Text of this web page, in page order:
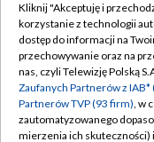
Abonament TVP
Emisja w TVP
Centrum informacji
Kliknij "Akceptuję i
korzystanie z technologii
dostęp do informacji na
przechowywanie oraz na
nas, czyli Telewizję Polską
Zaufanych Partnerów z
Partnerów TVP (93 firm), w
zautomatyzowanego
mierzenia ich skuteczności)